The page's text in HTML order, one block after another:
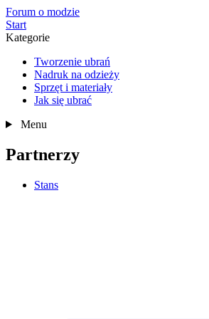
Forum o modzie
Start
Kategorie
Tworzenie ubrań
Nadruk na odzieży
Sprzęt i materiały
Jak się ubrać
Menu
Partnerzy
Stans